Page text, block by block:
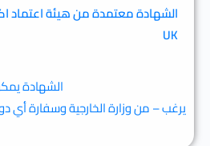
الشهادة معتمدة من هيئة اعتماد
UK
الشهادة
يرغب – من وزارة الخارجية وسفارة أي